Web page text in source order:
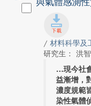
/ 材料科學及
研究生： 洪
現今社
益漸增，
濃度規範
染性氣體